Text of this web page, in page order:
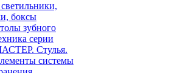
боксы
зубного
серии
Стулья.
системы